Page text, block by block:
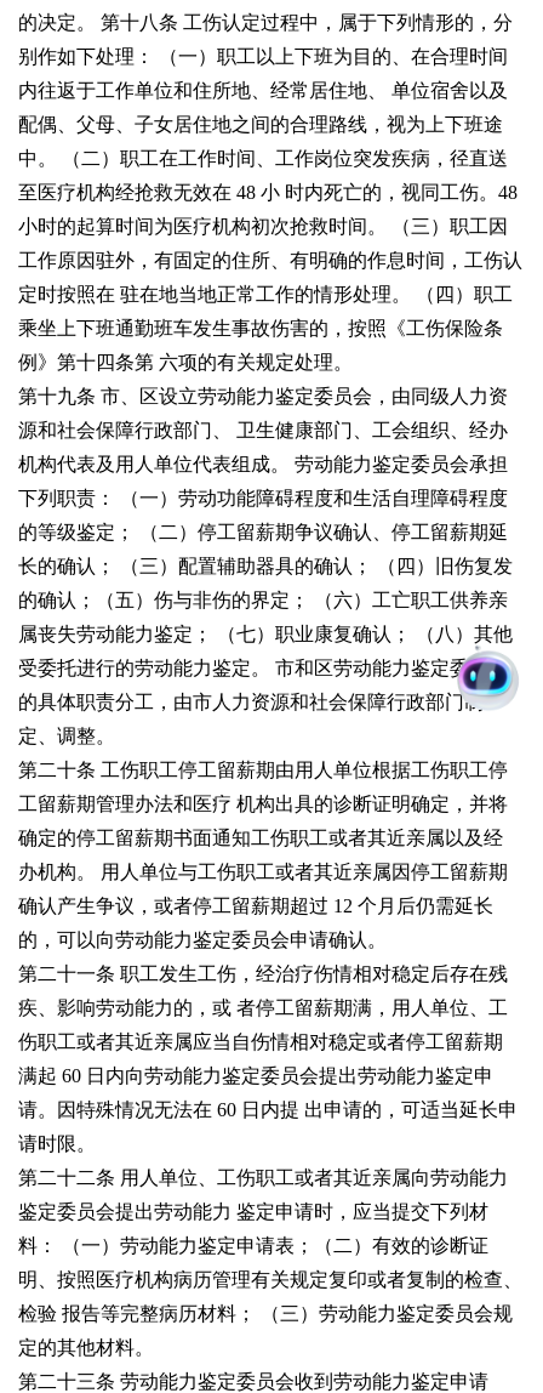
的决定。 第十八条 工伤认定过程中，属于下列情形的，分
别作如下处理：
（一）职工以上下班为目的、在合理时间
内往返于工作单位和住所地、经常居住地、 单位宿舍以及
配偶、父母、子女居住地之间的合理路线，视为上下班途
中。
（二）职工在工作时间、工作岗位突发疾病，径直送
至医疗机构经抢救无效在 48 小 时内死亡的，视同工伤。 48
小时的起算时间为医疗机构初次抢救时间。
（三）职工因
工作原因驻外，有固定的住所、有明确的作息时间，工伤认
定时按照在 驻在地当地正常工作的情形处理。
（四）职工
乘坐上下班通勤班车发生事故伤害的，按照《工伤保险条
例》第十四条第 六项的有关规定处理。
第十九条 市、区设立劳动能力鉴定委员会，由同级人力资
源和社会保障行政部门、 卫生健康部门、工会组织、经办
机构代表及用人单位代表组成。 劳动能力鉴定委员会承担
下列职责：
（一）劳动功能障碍程度和生活自理障碍程度
的等级鉴定；
（二）停工留薪期争议确认、停工留薪期延
长的确认；
（三）配置辅助器具的确认；
（四）旧伤复发
的确认；
（五）伤与非伤的界定；
（六）工亡职工供养亲
属丧失劳动能力鉴定；
（七）职业康复确认；
（八）其他
受委托进行的劳动能力鉴定。 市和区劳动能力鉴定委员会
的具体职责分工，由市人力资源和社会保障行政部门制
定、调整。
第二十条 工伤职工停工留薪期由用人单位根据工伤职工停
工留薪期管理办法和医疗 机构出具的诊断证明确定，并将
确定的停工留薪期书面通知工伤职工或者其近亲属以及经
办机构。
用人单位与工伤职工或者其近亲属因停工留薪期
确认产生争议，或者停工留薪期超过 12 个月后仍需延长
的，可以向劳动能力鉴定委员会申请确认。
第二十一条 职工发生工伤，经治疗伤情相对稳定后存在残
疾、影响劳动能力的，或 者停工留薪期满，用人单位、工
伤职工或者其近亲属应当自伤情相对稳定或者停工留薪期
满起 60 日内向劳动能力鉴定委员会提出劳动能力鉴定申
请。因特殊情况无法在 60 日内提 出申请的，可适当延长申
请时限。
第二十二条 用人单位、工伤职工或者其近亲属向劳动能力
鉴定委员会提出劳动能力 鉴定申请时，应当提交下列材
料：
（一）劳动能力鉴定申请表；
（二）有效的诊断证
明、按照医疗机构病历管理有关规定复印或者复制的检查、
检验 报告等完整病历材料；
（三）劳动能力鉴定委员会规
定的其他材料。
第二十三条 劳动能力鉴定委员会收到劳动能力鉴定申请